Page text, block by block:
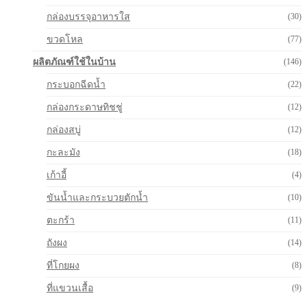
กล่องบรรจุอาหารใส (30)
ขวดโหล (77)
ผลิตภัณฑ์ใช้ในบ้าน (146)
กระบอกฉีดน้ำ (22)
กล่องกระดาษทิชชู่ (12)
กล่องสบู่ (12)
กะละมัง (18)
เก้าอี้ (4)
ขันน้ำและกระบวยตักน้ำ (10)
ตะกร้า (11)
ถังผง (14)
ที่โกยผง (8)
ที่แขวนเสื้อ (9)